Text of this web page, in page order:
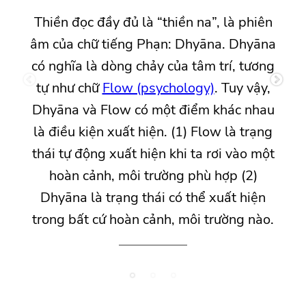
Thiền đọc đầy đủ là “thiền na”, là phiên
âm của chữ tiếng Phạn: Dhyāna. Dhyāna
có nghĩa là dòng chảy của tâm trí, tương
tự như chữFlow (psychology). Tuy vậy,
Dhyāna và Flow có một điểm khác nhau
là điều kiện xuất hiện. (1) Flow là trạng
thái tự động xuất hiện khi ta rơi vào một
hoàn cảnh, môi trường phù hợp (2)
Dhyāna là trạng thái có thể xuất hiện
trong bất cứ hoàn cảnh, môi trường nào.